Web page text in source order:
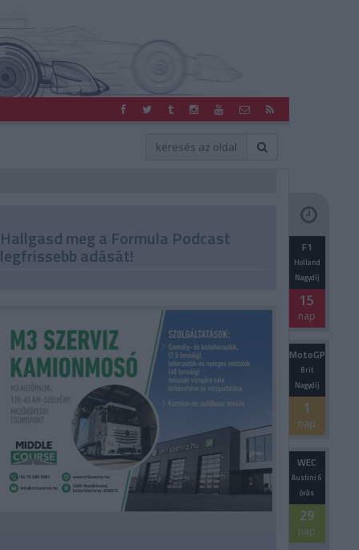
Hallgasd meg a Formula Podcast
legfrissebb adását! F1
Holland
Nagydíj
15
nap
MotoGP
Brit
Nagydíj
1
nap
WEC
Austini 6
órás
29
nap